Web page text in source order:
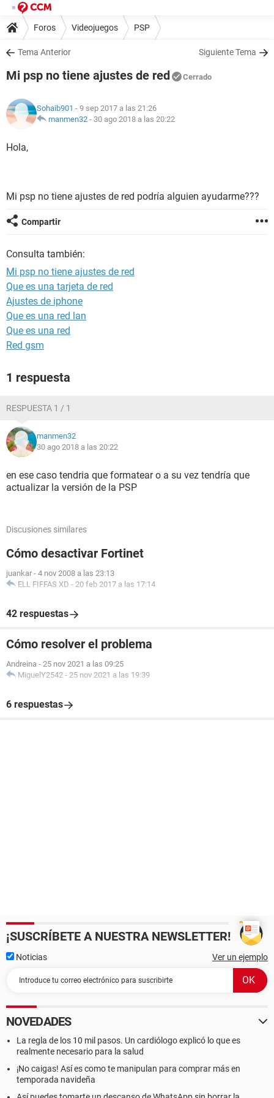
Foros Videojuegos PSP
Tema Anterior Siguiente Tema
Mi psp no tiene ajustes de red Cerrado
Sohaib901 - 9 sep 2017 a las 21:26
manmen32 - 30 ago 2018 a las 20:22
Hola,
Mi psp no tiene ajustes de red podría alguien ayudarme???
Compartir
Consulta también:
Mi psp no tiene ajustes de red
Que es una tarjeta de red
Ajustes de iphone
Que es una red lan
Que es una red
Red gsm
1 respuesta
RESPUESTA 1 / 1
manmen32
30 ago 2018 a las 20:22
en ese caso tendria que formatear o a su vez tendría que
actualizar la versión de la PSP
Discusiones similares
Cómo desactivar Fortinet
juankar - 4 nov 2008 a las 23:13
ELL FIFFAS XD - 20 feb 2017 a las 17:14
42 respuestas
Cómo resolver el problema
Andreina - 25 nov 2021 a las 09:25
MiguelY2542 - 25 nov 2021 a las 19:39
6 respuestas
¡SUSCRÍBETE A NUESTRA NEWSLETTER!
Noticias Ver un ejemplo
NOVEDADES
La regla de los 10 mil pasos. Un cardiólogo explicó lo que es
realmente necesario para la salud
¡No caigas! Así es como te manipulan para comprar más en
temporada navideña